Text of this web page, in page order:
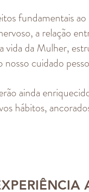
fundamentais
a relação
vida da Mulher,
nosso cuidado
ainda
hábitos,